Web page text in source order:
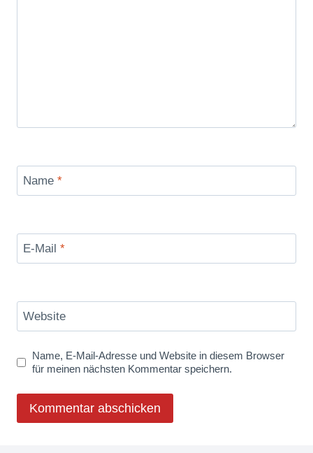
Name *
E-Mail *
Website
Name, E-Mail-Adresse und Website in diesem Browser
für meinen nächsten Kommentar speichern.